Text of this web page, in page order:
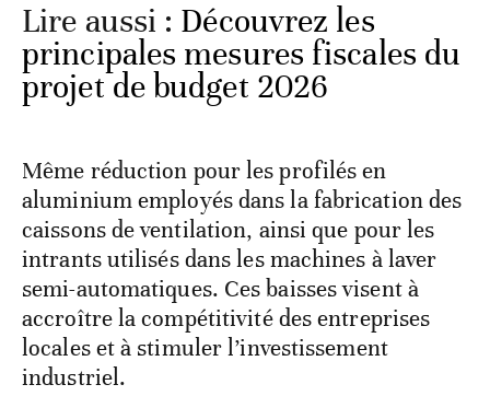
Lire aussi : Découvrez les
principales mesures fiscales du
projet de budget 2026
Même réduction pour les profilés en
aluminium employés dans la fabrication des
caissons de ventilation, ainsi que pour les
intrants utilisés dans les machines à laver
semi-automatiques. Ces baisses visent à
accroître la compétitivité des entreprises
locales et à stimuler l’investissement
industriel.